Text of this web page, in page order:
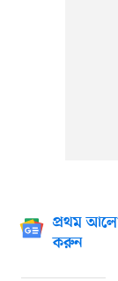
প্রথম
করুন